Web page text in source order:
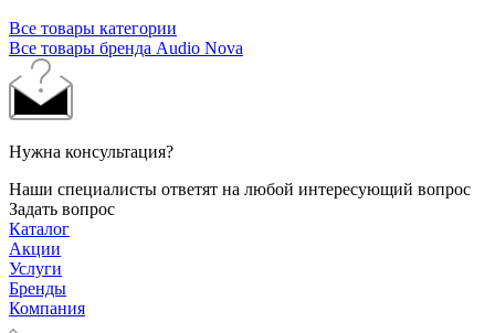
Все товары категории
Все товары бренда Audio Nova
Нужна консультация?
Наши специалисты ответят на любой интересующий вопрос
Задать вопрос
Каталог
Акции
Услуги
Бренды
Компания